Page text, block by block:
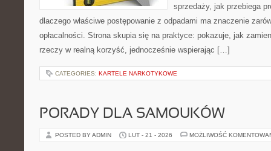
sprzedaży, jak przebiega
dlaczego właściwe postępowanie z odpadami ma znaczenie
opłacalności. Strona skupia się na praktyce: pokazuje, jak
rzeczy w realną korzyść, jednocześnie wspierając […]
CATEGORIES: KARTELE NARKOTYKOWE
PORADY DLA SAMOUKÓW
POSTED BY ADMIN LUT - 21 - 2026 MOŻLIWOŚĆ